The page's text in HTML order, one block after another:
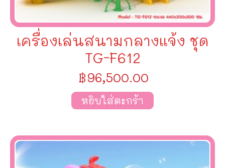
เครื่องเล่นสนามกลางแจ้ง ชุด
TG-F612
฿96,500.00
หยิบใส่ตะกร้า